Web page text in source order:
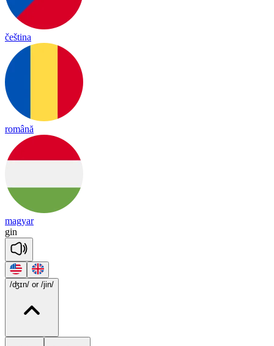
čeština
română
magyar
gin
/ʤɪn/ or /jin/